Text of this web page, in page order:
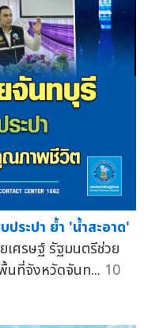
ระปา ย้ำ 'น้ำสะอาด'
เศรษฐ์ รัฐมนตรีช่วย
นที่จังหวัดจันท... 10